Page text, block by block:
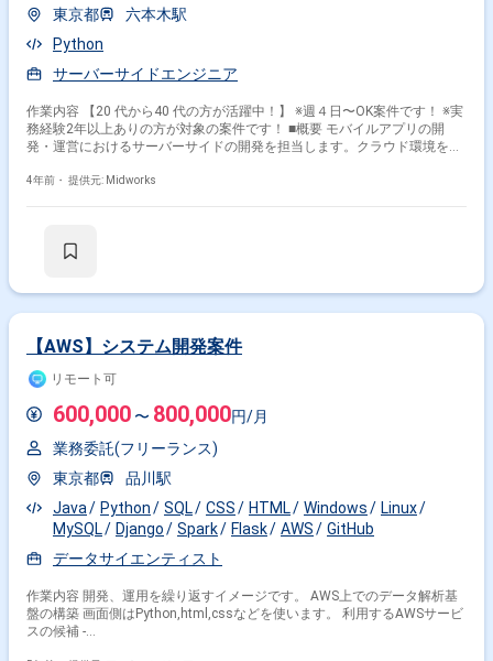
東京都
六本木駅
Python
サーバーサイドエンジニア
作業内容 【20 代から40 代の方が活躍中！】 ※週４日〜OK案件です！ ※実
務経験2年以上ありの方が対象の案件です！ ■概要 モバイルアプリの開
発・運営におけるサーバーサイドの開発を担当します。クラウド環境を使
ロジェクトを進めていただきます。PythonやMongoDBを使用し、モバイ
ータベース管理 ・アジャイル開発チームのリーダーシップおよびマネジメ
ロジェクトの提案を強みとしておりますので、お気軽にご相談頂けますと
幸いです。 ------------------------------------------------------------------ ※弊社では、法人、請負
いの案件は取り扱っておりません。
4年前・ 提供元: Midworks
【AWS】システム開発案件
リモート可
600,000 〜 800,000円/月
業務委託(フリーランス)
東京都
品川駅
Java
Python SQL CSS HTML Windows
Linux
MySQL
Django Spark Flask AWS
GitHub
データサイエンティスト
作業内容 開発、運用を繰り返すイメージです。 AWS上でのデータ解析基
盤の構築 画面側はPython,html,cssなどを使います。 利用するAWSサービ
スの候補 -